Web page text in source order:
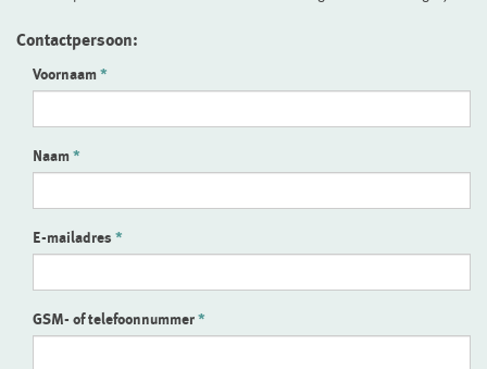
Contactpersoon:
Voornaam
Naam
E-mailadres
GSM- of telefoonnummer